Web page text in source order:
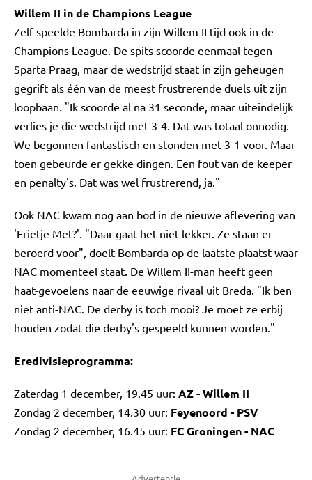
Willem II in de Champions League
Zelf speelde Bombarda in zijn Willem II tijd ook in de
Champions League. De spits scoorde eenmaal tegen
Sparta Praag, maar de wedstrijd staat in zijn geheugen
gegrift als één van de meest frustrerende duels uit zijn
loopbaan. "Ik scoorde al na 31 seconde, maar uiteindelijk
verlies je die wedstrijd met 3-4. Dat was totaal onnodig.
We begonnen fantastisch en stonden met 3-1 voor. Maar
toen gebeurde er gekke dingen. Een fout van de keeper
en penalty's. Dat was wel frustrerend, ja."
Ook NAC kwam nog aan bod in de nieuwe aflevering van
'Frietje Met?'. "Daar gaat het niet lekker. Ze staan er
beroerd voor", doelt Bombarda op de laatste plaatst waar
NAC momenteel staat. De Willem II-man heeft geen
haat-gevoelens naar de eeuwige rivaal uit Breda. "Ik ben
niet anti-NAC. De derby is toch mooi? Je moet ze erbij
houden zodat die derby's gespeeld kunnen worden."
Eredivisieprogramma:
Zaterdag 1 december, 19.45 uur: AZ - Willem II
Zondag 2 december, 14.30 uur: Feyenoord - PSV
Zondag 2 december, 16.45 uur: FC Groningen - NAC